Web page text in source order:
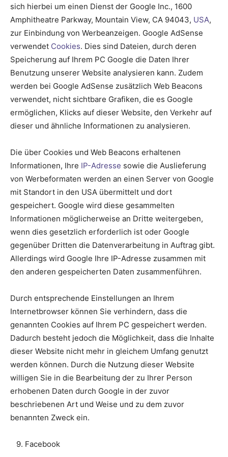
sich hierbei um einen Dienst der Google Inc., 1600
Amphitheatre Parkway, Mountain View, CA 94043, USA,
zur Einbindung von Werbeanzeigen. Google AdSense
verwendet Cookies. Dies sind Dateien, durch deren
Speicherung auf Ihrem PC Google die Daten Ihrer
Benutzung unserer Website analysieren kann. Zudem
werden bei Google AdSense zusätzlich Web Beacons
verwendet, nicht sichtbare Grafiken, die es Google
ermöglichen, Klicks auf dieser Website, den Verkehr auf
dieser und ähnliche Informationen zu analysieren.
Die über Cookies und Web Beacons erhaltenen
Informationen, Ihre IP-Adresse sowie die Auslieferung
von Werbeformaten werden an einen Server von Google
mit Standort in den USA übermittelt und dort
gespeichert. Google wird diese gesammelten
Informationen möglicherweise an Dritte weitergeben,
wenn dies gesetzlich erforderlich ist oder Google
gegenüber Dritten die Datenverarbeitung in Auftrag gibt.
Allerdings wird Google Ihre IP-Adresse zusammen mit
den anderen gespeicherten Daten zusammenführen.
Durch entsprechende Einstellungen an Ihrem
Internetbrowser können Sie verhindern, dass die
genannten Cookies auf Ihrem PC gespeichert werden.
Dadurch besteht jedoch die Möglichkeit, dass die Inhalte
dieser Website nicht mehr in gleichem Umfang genutzt
werden können. Durch die Nutzung dieser Website
willigen Sie in die Bearbeitung der zu Ihrer Person
erhobenen Daten durch Google in der zuvor
beschriebenen Art und Weise und zu dem zuvor
benannten Zweck ein.
9. Facebook